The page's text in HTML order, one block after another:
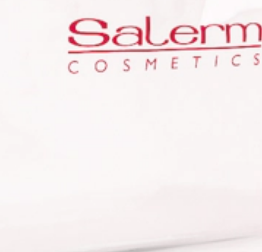
Salerm Cosméticos
Bolsa transparente Salerm
Cosmetics Roja